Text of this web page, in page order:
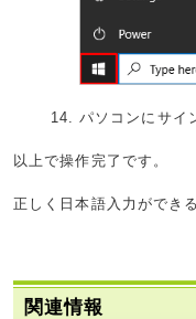
パソコンにサイ
以上で操作完了です。
正しく日本語入力ができ
関連情報